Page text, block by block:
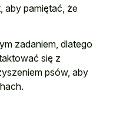
aby pamiętać, że
zadaniem, dlatego
się z
psów, aby